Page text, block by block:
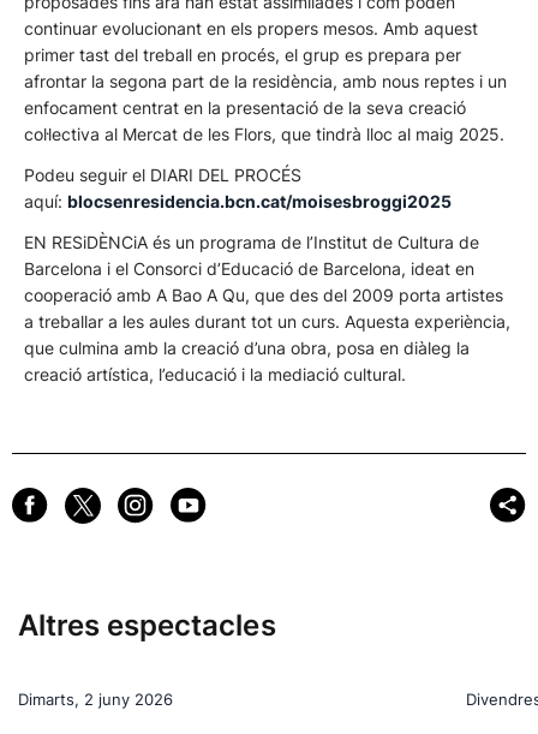
continuar evolucionant en els propers mesos. Amb aquest
primer tast del treball en procés, el grup es prepara per
afrontar la segona part de la residència, amb nous reptes i un
enfocament centrat en la presentació de la seva creació
col·lectiva al Mercat de les Flors, que tindrà lloc al maig 2025.
Podeu seguir el DIARI DEL PROCÉS
aquí: blocsenresidencia.bcn.cat/moisesbroggi2025
EN RESiDÈNCiA és un programa de l’Institut de Cultura de
Barcelona i el Consorci d’Educació de Barcelona, ideat en
cooperació amb A Bao A Qu, que des del 2009 porta artistes
a treballar a les aules durant tot un curs. Aquesta experiència,
que culmina amb la creació d’una obra, posa en diàleg la
creació artística, l’educació i la mediació cultural.
Altres espectacles
Dimarts, 2 juny 2026